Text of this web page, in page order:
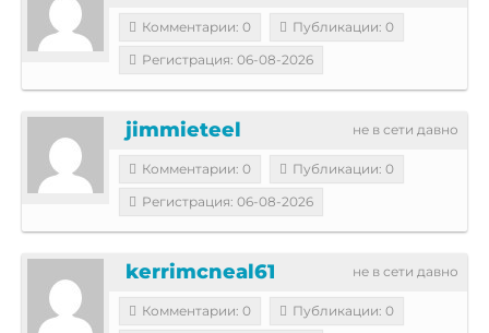
Комментарии: 0
Публикации: 0
Регистрация: 06-08-2026
не в сети давно
jimmieteel
Комментарии: 0
Публикации: 0
Регистрация: 06-08-2026
не в сети давно
kerrimcneal61
Комментарии: 0
Публикации: 0